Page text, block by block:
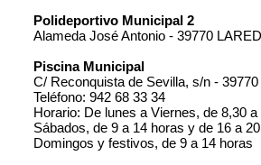
Polideportivo Municipal 2
Alameda José Antonio - 39770
Piscina Municipal
C/ Reconquista de Sevilla, s/n -
Teléfono: 942 68 33 34
Horario: De lunes a Viernes, de 8,30
Sábados, de 9 a 14 horas y de 16 a
Domingos y festivos, de 9 a 14 horas